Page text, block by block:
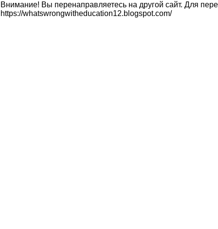
Внимание! Вы перенаправляетесь на другой сайт. Для
https://whatswrongwitheducation12.blogspot.com/